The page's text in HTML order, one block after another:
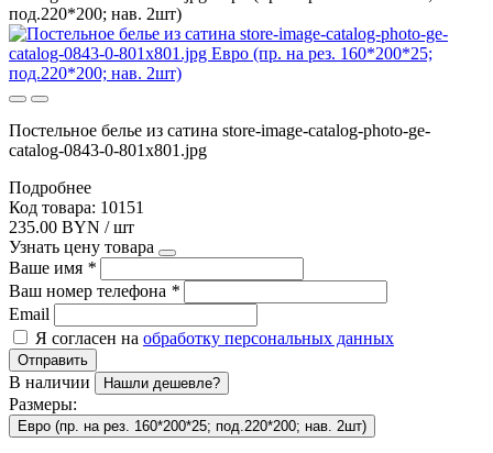
под.220*200; нав. 2шт)
Постельное белье из сатина store-image-catalog-photo-ge-
catalog-0843-0-801x801.jpg
Подробнее
Код товара: 10151
235.00 BYN / шт
Узнать цену товара
Ваше имя *
Ваш номер телефона *
Email
Я согласен на обработку персональных данных
Отправить
В наличии Нашли дешевле?
Размеры:
Евро (пр. на рез. 160*200*25; под.220*200; нав. 2шт)